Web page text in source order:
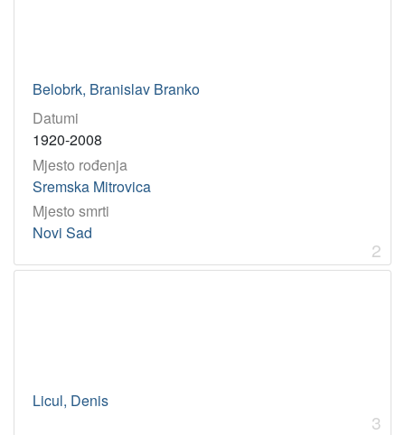
Belobrk, Branislav Branko
Datumi
1920-2008
Mjesto rođenja
Sremska Mitrovica
Mjesto smrti
Novi Sad
2
Licul, Denis
3